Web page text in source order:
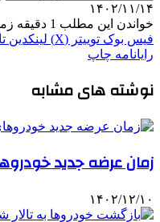
۱۴۰۲/۱۱/۱۴
خواندن این مطلب 1 دقیقه زمان میبرد
فیس بوک توییتر (X) لینکدین
رایانامه چاپ
نوشته های مشابه
زمان عرضه‌ جدید
۱۴۰۲/۱۲/۱۰